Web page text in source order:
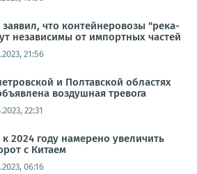
что контейнеровозы "река-
независимы от импортных частей
21:56
и Полтавской областях
воздушная тревога
22:31
2024 году намерено увеличить
с Китаем
06:16